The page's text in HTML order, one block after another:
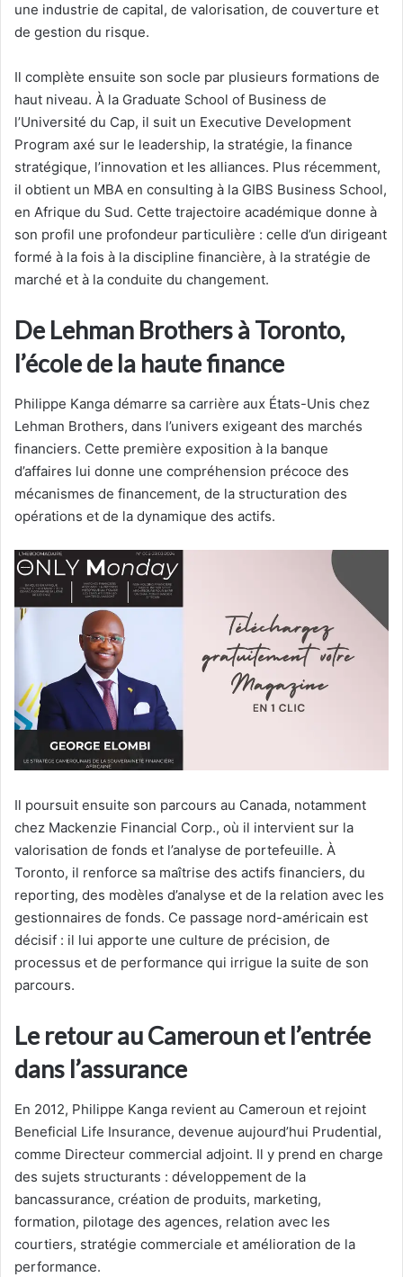
une industrie de capital, de valorisation, de couverture et
de gestion du risque.
Il complète ensuite son socle par plusieurs formations de
haut niveau. À la Graduate School of Business de
l’Université du Cap, il suit un Executive Development
Program axé sur le leadership, la stratégie, la finance
stratégique, l’innovation et les alliances. Plus récemment,
il obtient un MBA en consulting à la GIBS Business School,
en Afrique du Sud. Cette trajectoire académique donne à
son profil une profondeur particulière : celle d’un dirigeant
formé à la fois à la discipline financière, à la stratégie de
marché et à la conduite du changement.
De Lehman Brothers à Toronto,
l’école de la haute finance
Philippe Kanga démarre sa carrière aux États-Unis chez
Lehman Brothers, dans l’univers exigeant des marchés
financiers. Cette première exposition à la banque
d’affaires lui donne une compréhension précoce des
mécanismes de financement, de la structuration des
opérations et de la dynamique des actifs.
Il poursuit ensuite son parcours au Canada, notamment
chez Mackenzie Financial Corp., où il intervient sur la
valorisation de fonds et l’analyse de portefeuille. À
Toronto, il renforce sa maîtrise des actifs financiers, du
reporting, des modèles d’analyse et de la relation avec les
gestionnaires de fonds. Ce passage nord-américain est
décisif : il lui apporte une culture de précision, de
processus et de performance qui irrigue la suite de son
parcours.
Le retour au Cameroun et l’entrée
dans l’assurance
En 2012, Philippe Kanga revient au Cameroun et rejoint
Beneficial Life Insurance, devenue aujourd’hui Prudential,
comme Directeur commercial adjoint. Il y prend en charge
des sujets structurants : développement de la
bancassurance, création de produits, marketing,
formation, pilotage des agences, relation avec les
courtiers, stratégie commerciale et amélioration de la
performance.